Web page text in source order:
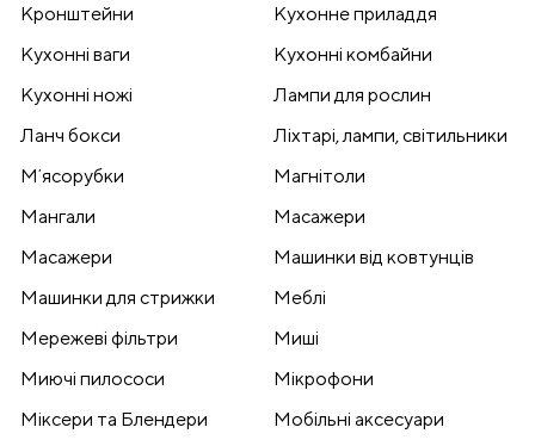
Кронштейни
Кухонне приладдя
Кухонні ваги
Кухонні комбайни
Кухонні ножі
Лампи для рослин
Ланч бокси
Ліхтарі, лампи, світильники
Мʼясорубки
Магнітоли
Мангали
Масажери
Масажери
Машинки від ковтунців
Машинки для стрижки
Меблі
Мережеві фільтри
Миші
Миючі пилососи
Мікрофони
Міксери та Блендери
Мобільні аксесуари